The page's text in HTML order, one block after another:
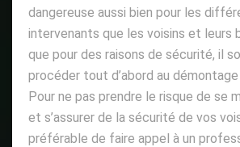
dangereuse aussi bien pour les
intervenants que les voisins et leurs
que pour des raisons de sécurité, il
procéder tout d’abord au
Pour ne pas prendre le risque de se
et s’assurer de la sécurité de vos
préférable de faire appel à un